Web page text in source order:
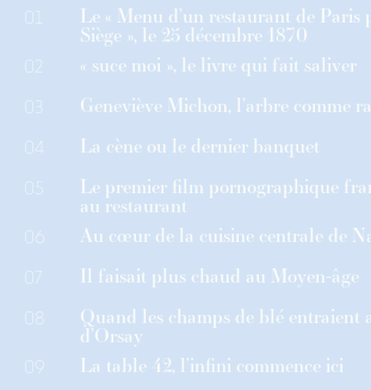
01 Le « Menu d’un restaurant de Paris
Siège », le 25 décembre 1870
« suce moi », le livre qui fait saliver
03 Geneviève Michon, l’arbre comme
04 La cène ou le dernier banquet
Le premier film pornographique
au restaurant
06 Au cœur de la cuisine centrale de
07 Il faisait plus chaud au Moyen-âge
08 Quand les champs de blé entraient
d’Orsay
09 La table 42, l’infini commence ici